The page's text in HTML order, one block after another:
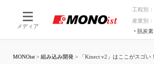
メディア
工程別：
産業別：
脱炭素
つながる工場AI×設備保全
MONOist > 組み込み開発 > 「Kinect v2」はここがスゴい